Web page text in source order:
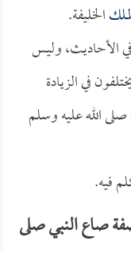
الخليفة.
الأحاديث، وليس
في الزيادة
الله عليه وسلم
فيه.
صاع النبي صلى